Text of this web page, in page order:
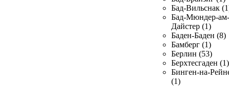
Бад-Вильснак
Бад-Мюндер-ам-
Дайстер (1)
Баден-Баден (8)
Бамберг (1)
Берлин (53)
Берхтесгаден (1)
Бинген-на-
(1)